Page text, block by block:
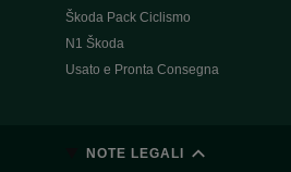
Škoda Pack Ciclismo
N1 Škoda
Usato e Pronta Consegna
NOTE LEGALI